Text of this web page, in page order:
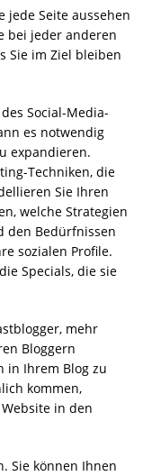
jede Seite aussehen
bei jeder anderen
Sie im Ziel bleiben
Social-Media-
es notwendig
expandieren.
Techniken, die
Sie Ihren
welche Strategien
den Bedürfnissen
sozialen Profile.
Specials, die sie
mehr
Bloggern
in Ihrem Blog zu
kommen,
in den
Sie können Ihnen